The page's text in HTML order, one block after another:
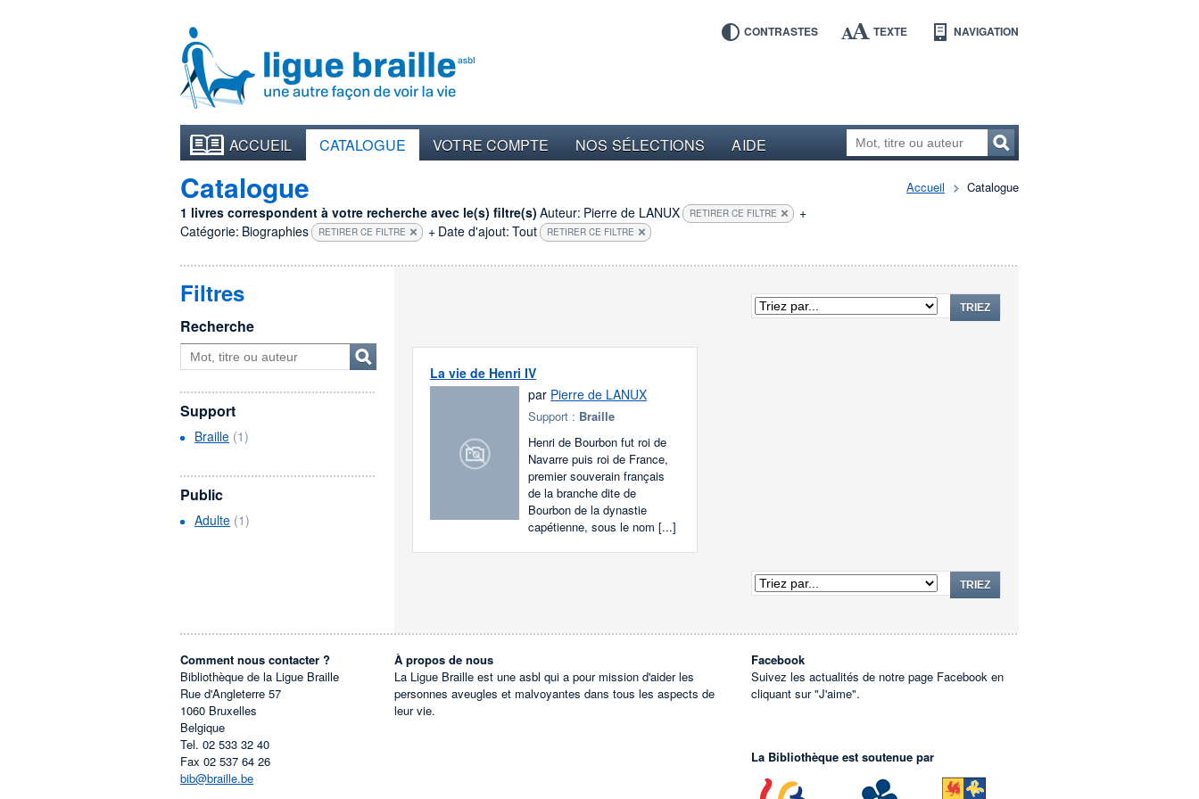
CONTRASTES TEXTE NAVIGATION
ACCUEIL CATALOGUE VOTRE COMPTE NOS SÉLECTIONS AIDE
Accueil Catalogue
Catalogue
1 livres correspondent à votre recherche avec le(s) filtre(s) Auteur: Pierre de LANUX RETIRER CE FILTRE
+
Catégorie: Biographies RETIRER CE FILTRE + Date d'ajout: Tout RETIRER CE FILTRE
TRIEZ
La vie de Henri IV
par Pierre de LANUX
Support : Braille
Henri de Bourbon fut roi de
Navarre puis roi de France,
premier souverain français
de la branche dite de
Bourbon de la dynastie
capétienne, sous le nom [...]
TRIEZ
Filtres
Recherche
Support
Braille (1)
Public
Adulte (1)
Comment nous contacter ?
Bibliothèque de la Ligue Braille
Rue d'Angleterre 57
1060 Bruxelles
Belgique
Tel. 02 533 32 40
Fax 02 537 64 26
bib@braille.be
À propos de nous
La Ligue Braille est une asbl qui a pour mission d'aider les
personnes aveugles et malvoyantes dans tous les aspects de
leur vie.
Facebook
Suivez les actualités de notre page Facebook en
cliquant sur "J'aime".
La Bibliothèque est soutenue par